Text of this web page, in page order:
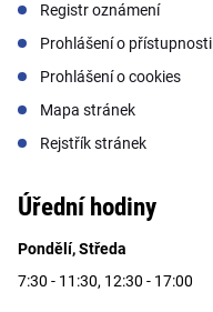
Registr oznámení
Prohlášení o přístupnosti
Prohlášení o cookies
Mapa stránek
Rejstřík stránek
Úřední hodiny
Pondělí, Středa
7:30 - 11:30, 12:30 - 17:00